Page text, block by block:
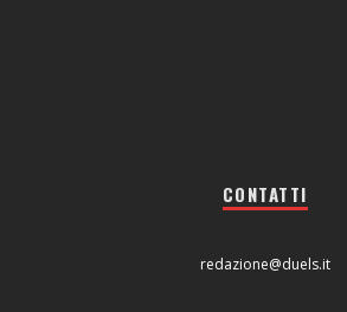
CONTATTI
redazione@duels.it